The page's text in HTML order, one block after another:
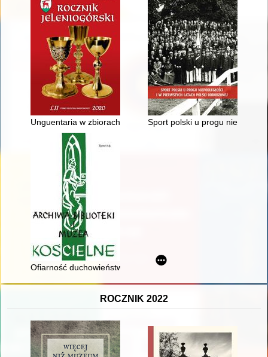
Unguentaria w zbiorach Muzeum Karkonoskiego w Jeleniej
Sport polski u progu
Ofiarność duchowieństwa i składki kościelne (parafialne) na
ROCZNIK 2022